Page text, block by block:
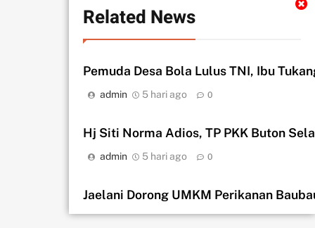
Related News
Pemuda Desa Bola Lulus TNI, Ibu
admin 5 hari ago 0
Hj Siti Norma Adios, TP PKK Buton
admin 5 hari ago 0
Jaelani Dorong UMKM Perikanan
admin 1 minggu ago 0